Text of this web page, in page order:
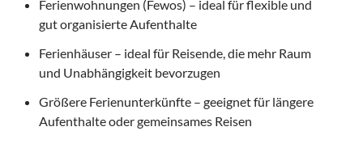
Ferienwohnungen (Fewos) – ideal für flexible und
gut organisierte Aufenthalte
Ferienhäuser – ideal für Reisende, die mehr Raum
und Unabhängigkeit bevorzugen
Größere Ferienunterkünfte – geeignet für längere
Aufenthalte oder gemeinsames Reisen